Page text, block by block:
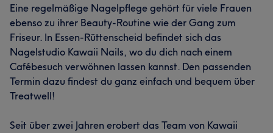
Eine regelmäßige Nagelpflege gehört für viele Frauen
ebenso zu ihrer Beauty-Routine wie der Gang zum
Friseur. In Essen-Rüttenscheid befindet sich das
Nagelstudio Kawaii Nails, wo du dich nach einem
Cafébesuch verwöhnen lassen kannst. Den passenden
Termin dazu findest du ganz einfach und bequem über
Treatwell!
Seit über zwei Jahren erobert das Team von Kawaii